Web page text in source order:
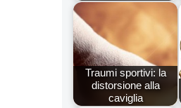
Traumi sportivi: la
distorsione alla
caviglia